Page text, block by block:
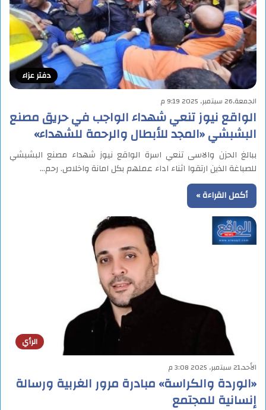
دفتر عزاء
الجمعة,26 سبتمبر, 2025 9:19 م
الواقع نيوز تنعي شهداء الواجب في حريق مصنع
البشبشي «المجد للأبطال والرحمة للشهداء»
ببالغ الحزن والاسى تنعي اسرة الواقع نيوز شهداء مصنع البشبشي
للصباغة الذين ارتقوا اثناء اداء عملهم بكل امانة واخلاص. رحم…
أكمل القراءة »
الرأي
الأحد,21 سبتمبر, 2025 3:08 م
«الوردة والكراسة» مبادرة مرور الغربية ورسالة
إنسانية للمجتمع